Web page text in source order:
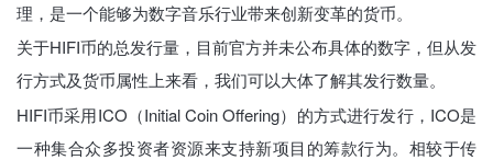
理，是一个能够为数字音乐行业带来创新变革的货币。
关于HIFI币的总发行量，目前官方并未公布具体的数字，但从发
行方式及货币属性上来看，我们可以大体了解其发行数量。
HIFI币采用ICO（Initial Coin Offering）的方式进行发行，ICO是
一种集合众多投资者资源来支持新项目的筹款行为。相较于传